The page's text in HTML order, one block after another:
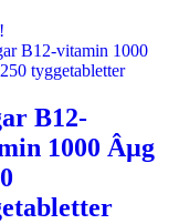
B12-
1000 Âµg